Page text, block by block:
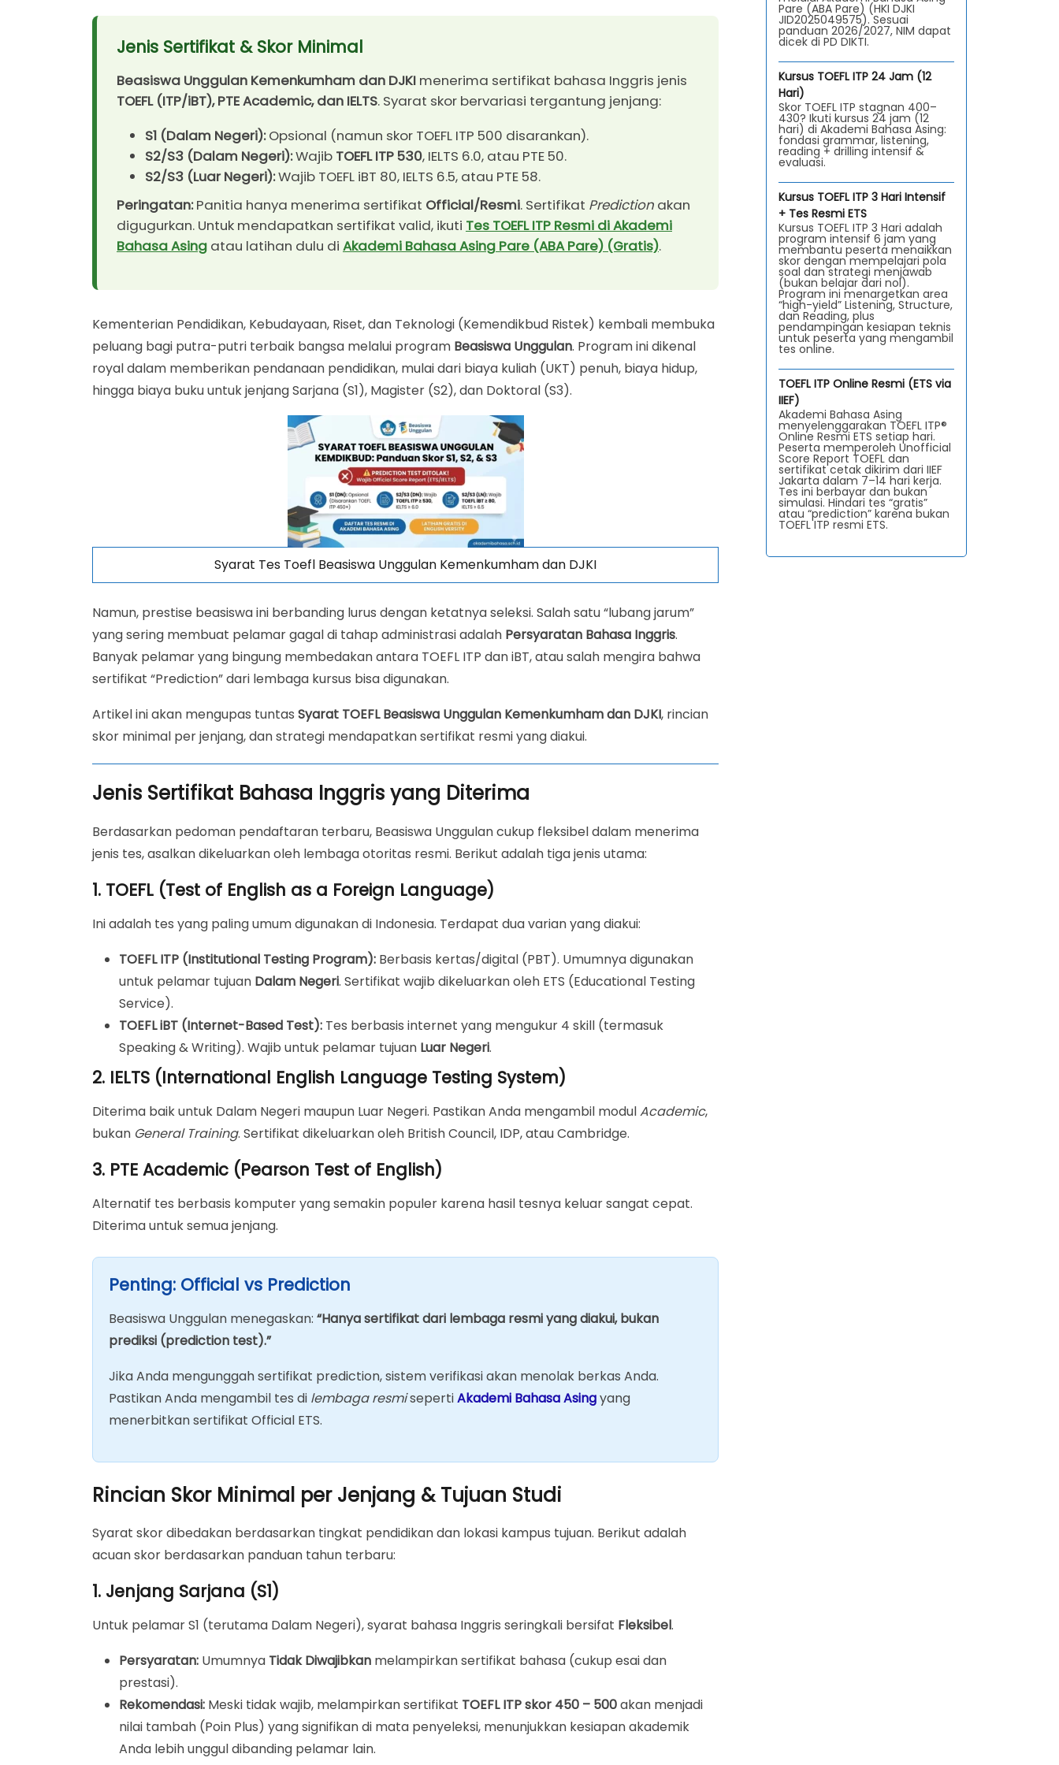
Jenis Sertifikat Bahasa Inggris yang Diterima
1. TOEFL (Test of English as a Foreign Language)
2. IELTS (International English Language Testing System)
3. PTE Academic (Pearson Test of English)
Penting: Official vs Prediction
Rincian Skor Minimal per Jenjang & Tujuan Studi
1. Jenjang Sarjana (S1)
2. Jenjang Magister (S2)
3. Jenjang Doktoral (S3)
Langkah 2: Daftar Tes Resmi (Official)
Kesalahan Umum Pelamar Beasiswa Unggulan
Tips Lolos Beasiswa Unggulan
FAQ – Pertanyaan Seputar Syarat Bahasa Beasiswa Unggulan
Siapkan Syarat Beasiswa Unggulan Sekarang!
Jenis Sertifikat & Skor Minimal
Beasiswa Unggulan Kemenkumham dan DJKI menerima sertifikat bahasa Inggris jenis
TOEFL (ITP/iBT), PTE Academic, dan IELTS. Syarat skor bervariasi tergantung jenjang:
S1 (Dalam Negeri):Opsional (namun skor TOEFL ITP 500 disarankan).
S2/S3 (Dalam Negeri):Wajib TOEFL ITP 530, IELTS 6.0, atau PTE 50.
S2/S3 (Luar Negeri):Wajib TOEFL iBT 80, IELTS 6.5, atau PTE 58.
Peringatan:Panitia hanya menerima sertifikat Official/Resmi. Sertifikat Prediction akan
digugurkan. Untuk mendapatkan sertifikat valid, ikuti Tes TOEFL ITP Resmi di Akademi
Bahasa Asing atau latihan dulu di Akademi Bahasa Asing Pare (ABA Pare) (Gratis).
Kementerian Pendidikan, Kebudayaan, Riset, dan Teknologi (Kemendikbud Ristek) kembali membuka
peluang bagi putra-putri terbaik bangsa melalui program Beasiswa Unggulan. Program ini dikenal
royal dalam memberikan pendanaan pendidikan, mulai dari biaya kuliah (UKT) penuh, biaya hidup,
hingga biaya buku untuk jenjang Sarjana (S1), Magister (S2), dan Doktoral (S3).
Syarat Tes Toefl Beasiswa Unggulan Kemenkumham dan DJKI
Namun, prestise beasiswa ini berbanding lurus dengan ketatnya seleksi. Salah satu “lubang jarum”
yang sering membuat pelamar gagal di tahap administrasi adalah Persyaratan Bahasa Inggris.
Banyak pelamar yang bingung membedakan antara TOEFL ITP dan iBT, atau salah mengira bahwa
sertifikat “Prediction” dari lembaga kursus bisa digunakan.
Artikel ini akan mengupas tuntas Syarat TOEFL Beasiswa Unggulan Kemenkumham dan DJKI, rincian
skor minimal per jenjang, dan strategi mendapatkan sertifikat resmi yang diakui.
Jenis Sertifikat Bahasa Inggris yang Diterima
Berdasarkan pedoman pendaftaran terbaru, Beasiswa Unggulan cukup fleksibel dalam menerima
jenis tes, asalkan dikeluarkan oleh lembaga otoritas resmi. Berikut adalah tiga jenis utama:
1. TOEFL (Test of English as a Foreign Language)
Ini adalah tes yang paling umum digunakan di Indonesia. Terdapat dua varian yang diakui:
TOEFL ITP (Institutional Testing Program): Berbasis kertas/digital (PBT). Umumnya digunakan
untuk pelamar tujuan Dalam Negeri. Sertifikat wajib dikeluarkan oleh ETS (Educational Testing
Service).
TOEFL iBT (Internet-Based Test): Tes berbasis internet yang mengukur 4 skill (termasuk
Speaking & Writing). Wajib untuk pelamar tujuan Luar Negeri.
2. IELTS (International English Language Testing System)
Diterima baik untuk Dalam Negeri maupun Luar Negeri. Pastikan Anda mengambil modulAcademic,
bukan General Training. Sertifikat dikeluarkan oleh British Council, IDP, atau Cambridge.
3. PTE Academic (Pearson Test of English)
Alternatif tes berbasis komputer yang semakin populer karena hasil tesnya keluar sangat cepat.
Diterima untuk semua jenjang.
Penting: Official vs Prediction
Beasiswa Unggulan menegaskan: “Hanya sertifikat dari lembaga resmi yang diakui, bukan
prediksi (prediction test).”
Jika Anda mengunggah sertifikat prediction, sistem verifikasi akan menolak berkas Anda.
Pastikan Anda mengambil tes di lembaga resmisepertiAkademi Bahasa Asingyang
menerbitkan sertifikat Official ETS.
Rincian Skor Minimal per Jenjang & Tujuan Studi
Syarat skor dibedakan berdasarkan tingkat pendidikan dan lokasi kampus tujuan. Berikut adalah
acuan skor berdasarkan panduan tahun terbaru:
1. Jenjang Sarjana (S1)
Untuk pelamar S1 (terutama Dalam Negeri), syarat bahasa Inggris seringkali bersifat Fleksibel.
Persyaratan: Umumnya Tidak Diwajibkan melampirkan sertifikat bahasa (cukup esai dan
prestasi).
Rekomendasi: Meski tidak wajib, melampirkan sertifikat TOEFL ITP skor 450 – 500akan menjadi
nilai tambah (Poin Plus) yang signifikan di mata penyeleksi, menunjukkan kesiapan akademik
Anda lebih unggul dibanding pelamar lain.
Pare (ABA Pare) (HKI DJKI
JID2025049575). Sesuai
panduan 2026/2027, NIM dapat
dicek di PD DIKTI.
Kursus TOEFL ITP 24 Jam (12
Hari)
Skor TOEFL ITP stagnan 400–
430? Ikuti kursus 24 jam (12
hari) di Akademi Bahasa Asing:
fondasi grammar, listening,
reading + drilling intensif &
evaluasi.
Kursus TOEFL ITP 3 Hari Intensif
+ Tes Resmi ETS
Kursus TOEFL ITP 3 Hari adalah
program intensif 6 jam yang
membantu peserta menaikkan
skor dengan mempelajari pola
soal dan strategi menjawab
(bukan belajar dari nol).
Program ini menargetkan area
“high-yield” Listening, Structure,
dan Reading, plus
pendampingan kesiapan teknis
untuk peserta yang mengambil
tes online.
TOEFL ITP Online Resmi (ETS via
IIEF)
Akademi Bahasa Asing
menyelenggarakan TOEFL ITP®
Online Resmi ETS setiap hari.
Peserta memperoleh Unofficial
Score Report TOEFL dan
sertifikat cetak dikirim dari IIEF
Jakarta dalam 7–14 hari kerja.
Tes ini berbayar dan bukan
simulasi. Hindari tes “gratis”
atau “prediction” karena bukan
TOEFL ITP resmi ETS.